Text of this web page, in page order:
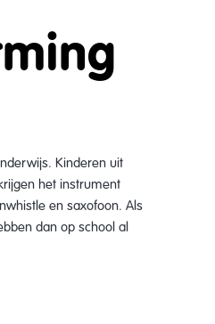
Kinderen uit
het instrument
en saxofoon. Als
dan op school al